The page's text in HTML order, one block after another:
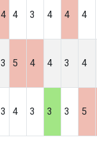
4 4 3 4 4 4
3 5 4 4 3 4
3 4 3 3 3 5